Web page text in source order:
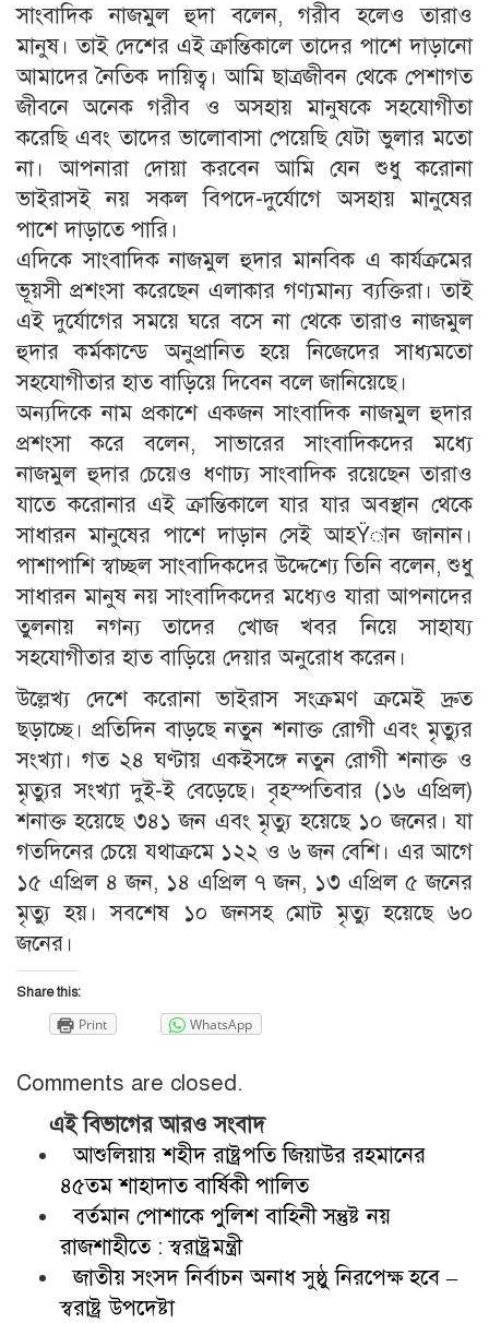
সাংবাদিক নাজমুল হুদা বলেন, গরীব হলেও তারাও
মানুষ। তাই দেশের এই ক্রান্তিকালে তাদের পাশে দাড়ানো
আমাদের নৈতিক দায়িত্ব। আমি ছাত্রজীবন থেকে পেশাগত
জীবনে অনেক গরীব ও অসহায় মানুষকে সহযোগীতা
করেছি এবং তাদের ভালোবাসা পেয়েছি যেটা ভুলার মতো
না। আপনারা দোয়া করবেন আমি যেন শুধু করোনা
ভাইরাসই নয় সকল বিপদে-দুর্যোগে অসহায় মানুষের
পাশে দাড়াতে পারি।
এদিকে সাংবাদিক নাজমুল হুদার মানবিক এ কার্যক্রমের
ভূয়সী প্রশংসা করেছেন এলাকার গণ্যমান্য ব্যক্তিরা। তাই
এই দুর্যোগের সময়ে ঘরে বসে না থেকে তারাও নাজমুল
হুদার কর্মকান্ডে অনুপ্রানিত হয়ে নিজেদের সাধ্যমতো
সহযোগীতার হাত বাড়িয়ে দিবেন বলে জানিয়েছে।
অন্যদিকে নাম প্রকাশে একজন সাংবাদিক নাজমুল হুদার
প্রশংসা করে বলেন, সাভারের সাংবাদিকদের মধ্যে
নাজমুল হুদার চেয়েও ধণাঢ্য সাংবাদিক রয়েছেন তারাও
যাতে করোনার এই ক্রান্তিকালে যার যার অবস্থান থেকে
সাধারন মানুষের পাশে দাড়ান সেই আহŸান জানান।
পাশাপাশি স্বাচ্ছল সাংবাদিকদের উদ্দেশ্যে তিনি বলেন, শুধু
সাধারন মানুষ নয় সাংবাদিকদের মধ্যেও যারা আপনাদের
তুলনায় নগন্য তাদের খোজ খবর নিয়ে সাহায্য
সহযোগীতার হাত বাড়িয়ে দেয়ার অনুরোধ করেন।
উল্লেখ্য দেশে করোনা ভাইরাস সংক্রমণ ক্রমেই দ্রুত
ছড়াচ্ছে। প্রতিদিন বাড়ছে নতুন শনাক্ত রোগী এবং মৃত্যুর
সংখ্যা। গত ২৪ ঘণ্টায় একইসঙ্গে নতুন রোগী শনাক্ত ও
মৃত্যুর সংখ্যা দুই-ই বেড়েছে। বৃহস্পতিবার (১৬ এপ্রিল)
শনাক্ত হয়েছে ৩৪১ জন এবং মৃত্যু হয়েছে ১০ জনের। যা
গতদিনের চেয়ে যথাক্রমে ১২২ ও ৬ জন বেশি। এর আগে
১৫ এপ্রিল ৪ জন, ১৪ এপ্রিল ৭ জন, ১৩ এপ্রিল ৫ জনের
মৃত্যু হয়। সবশেষ ১০ জনসহ মোট মৃত্যু হয়েছে ৬০
জনের।
Share this:
Print WhatsApp
Comments are closed.
এই বিভাগের আরও সংবাদ
আশুলিয়ায় শহীদ রাষ্ট্রপতি জিয়াউর রহমানের
৪৫তম শাহাদাত বার্ষিকী পালিত
বর্তমান পোশাকে পুলিশ বাহিনী সন্তুষ্ট নয়
রাজশাহীতে : স্বরাষ্ট্রমন্ত্রী
জাতীয় সংসদ নির্বাচন অনাধ সুষ্ঠু নিরপেক্ষ হবে –
স্বরাষ্ট্র উপদেষ্টা